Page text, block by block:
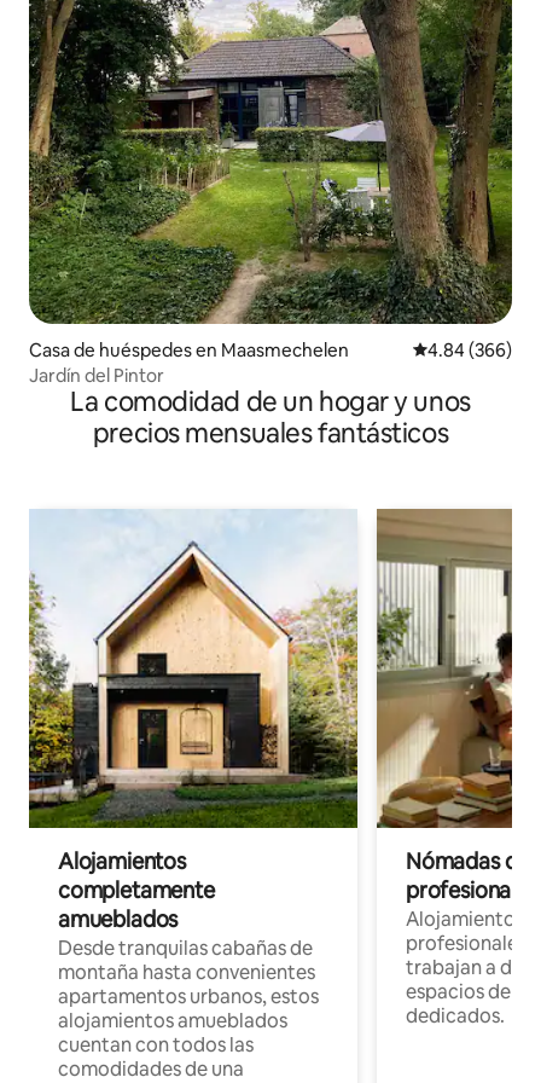
Casa de huéspedes en Maasmechelen Calificación
4.84 (366)
Jardín del Pintor
La comodidad de un hogar y unos
precios mensuales fantásticos
Alojamientos
completamente
amueblados
Desde tranquilas cabañas de
montaña hasta convenientes
apartamentos urbanos, estos
alojamientos amueblados
cuentan con todos las
comodidades de una
Nómadas
Alojamientos
profesionales
trabajan a
espacios de
dedicados.